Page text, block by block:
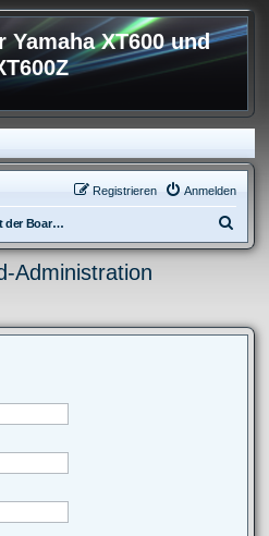
Yamaha XT600 und
Anmelden
Registrieren
Kontakt mit der Board-Administration aufnehmen
u
e
Administration